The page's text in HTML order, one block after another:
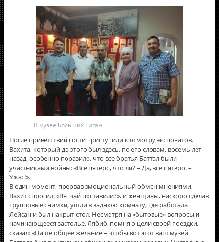
В музее Больших Тиган
После приветствий гости приступили к осмотру экспонатов.
Вахита, который до этого был здесь, по его словам, восемь лет
назад, особенно поразило, что все братья Баттал были
участниками войны: «Все пятеро, что ли? – Да, все пятеро. –
Ужас!».
В один момент, прервав эмоциональный обмен мнениями,
Вахит спросил: «Вы чай поставили?», и женщины, наскоро сделав
групповые снимки, ушли в заднюю комнату, где работала
Лейсан и был накрыт стол. Несмотря на «бытовые» вопросы и
начинающееся застолье, Лябиб, помня о цели своей поездки,
сказал: «Наше общее желание – чтобы вот этот ваш музей